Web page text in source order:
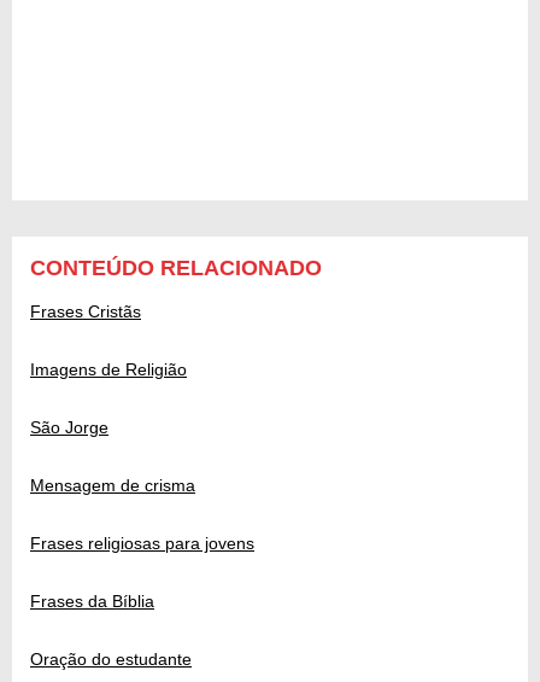
CONTEÚDO RELACIONADO
Frases Cristãs
Imagens de Religião
São Jorge
Mensagem de crisma
Frases religiosas para jovens
Frases da Bíblia
Oração do estudante